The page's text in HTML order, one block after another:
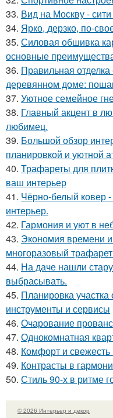
33. Вид на Москву -
34. Ярко, дерзко, по-
35. Силовая обшивка
основные
36. Правильная отделка
деревянном доме:
37. Уютное семейное
38. Главный акцент в
любимец.
39. Большой обзор
планировкой и уютной
40. Трафареты для
ваш интерьер
41. Чёрно-белый ковер
интерьер.
42. Гармония и уют в
43. Экономия времени и
многоразовый
44. На даче нашли
выбрасывать.
45. Планировка
инструменты и сервисы
46. Очарование
47. Однокомнатная
48. Комфорт и
49. Контрасты в
50. Стиль 90-х в ритме
© 2026 Интерьер и декор